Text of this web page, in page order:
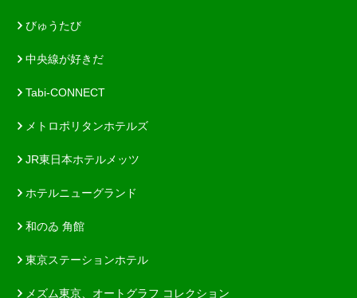
びゅうたび
中央線が好きだ
Tabi-CONNECT
メトロポリタンホテルズ
JR東日本ホテルメッツ
ホテルニューグランド
和のゐ 角館
東京ステーションホテル
メズム東京、オートグラフ コレクション